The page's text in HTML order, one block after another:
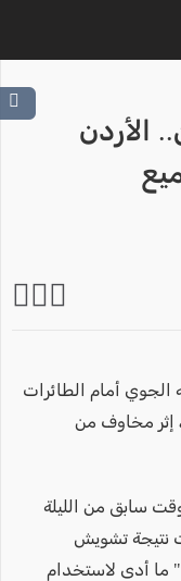
الأردن
الجوي أمام الطائرات
إثر مخاوف من
سابق من الليلة
نتيجة تشويش
أدى لاستخدام